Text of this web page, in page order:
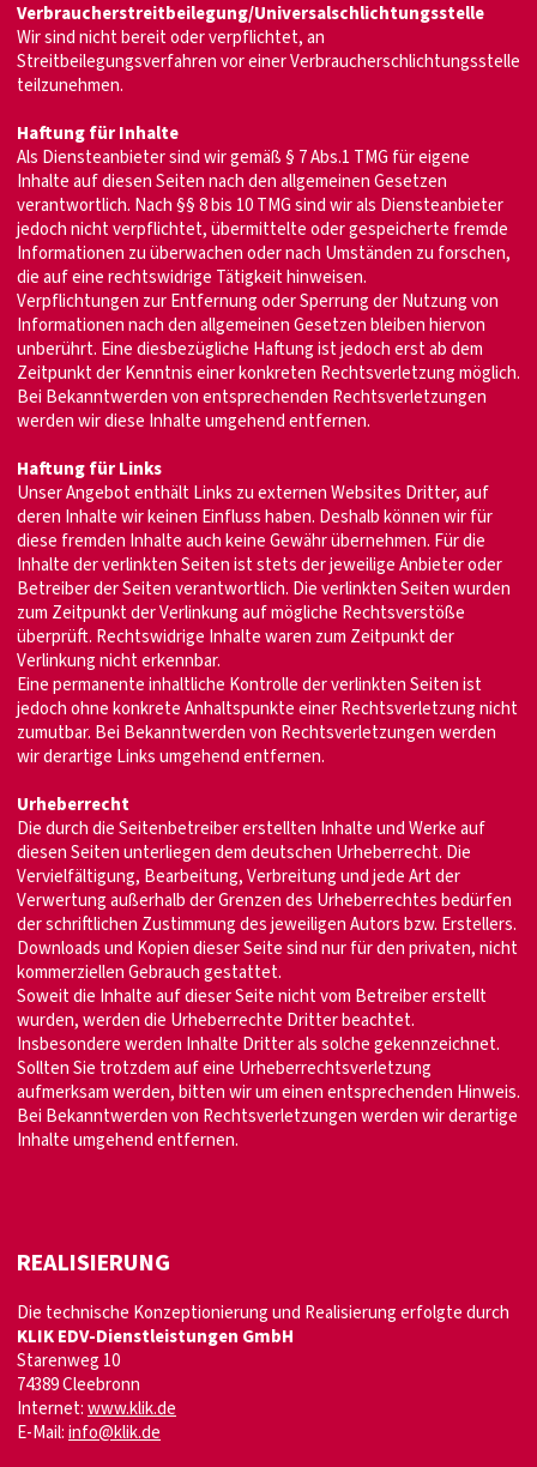
Verbraucherstreitbeilegung/Universalschlichtungsstelle
Wir sind nicht bereit oder verpflichtet, an
Streitbeilegungsverfahren vor einer Verbraucherschlichtungsstelle
teilzunehmen.
Haftung für Inhalte
Als Diensteanbieter sind wir gemäß § 7 Abs.1 TMG für eigene
Inhalte auf diesen Seiten nach den allgemeinen Gesetzen
verantwortlich. Nach §§ 8 bis 10 TMG sind wir als Diensteanbieter
jedoch nicht verpflichtet, übermittelte oder gespeicherte fremde
Informationen zu überwachen oder nach Umständen zu forschen,
die auf eine rechtswidrige Tätigkeit hinweisen.
Verpflichtungen zur Entfernung oder Sperrung der Nutzung von
Informationen nach den allgemeinen Gesetzen bleiben hiervon
unberührt. Eine diesbezügliche Haftung ist jedoch erst ab dem
Zeitpunkt der Kenntnis einer konkreten Rechtsverletzung möglich.
Bei Bekanntwerden von entsprechenden Rechtsverletzungen
werden wir diese Inhalte umgehend entfernen.
Haftung für Links
Unser Angebot enthält Links zu externen Websites Dritter, auf
deren Inhalte wir keinen Einfluss haben. Deshalb können wir für
diese fremden Inhalte auch keine Gewähr übernehmen. Für die
Inhalte der verlinkten Seiten ist stets der jeweilige Anbieter oder
Betreiber der Seiten verantwortlich. Die verlinkten Seiten wurden
zum Zeitpunkt der Verlinkung auf mögliche Rechtsverstöße
überprüft. Rechtswidrige Inhalte waren zum Zeitpunkt der
Verlinkung nicht erkennbar.
Eine permanente inhaltliche Kontrolle der verlinkten Seiten ist
jedoch ohne konkrete Anhaltspunkte einer Rechtsverletzung nicht
zumutbar. Bei Bekanntwerden von Rechtsverletzungen werden
wir derartige Links umgehend entfernen.
Urheberrecht
Die durch die Seitenbetreiber erstellten Inhalte und Werke auf
diesen Seiten unterliegen dem deutschen Urheberrecht. Die
Vervielfältigung, Bearbeitung, Verbreitung und jede Art der
Verwertung außerhalb der Grenzen des Urheberrechtes bedürfen
der schriftlichen Zustimmung des jeweiligen Autors bzw. Erstellers.
Downloads und Kopien dieser Seite sind nur für den privaten, nicht
kommerziellen Gebrauch gestattet.
Soweit die Inhalte auf dieser Seite nicht vom Betreiber erstellt
wurden, werden die Urheberrechte Dritter beachtet.
Insbesondere werden Inhalte Dritter als solche gekennzeichnet.
Sollten Sie trotzdem auf eine Urheberrechtsverletzung
aufmerksam werden, bitten wir um einen entsprechenden Hinweis.
Bei Bekanntwerden von Rechtsverletzungen werden wir derartige
Inhalte umgehend entfernen.
REALISIERUNG
Die technische Konzeptionierung und Realisierung erfolgte durch
KLIK EDV-Dienstleistungen GmbH
Starenweg 10
74389 Cleebronn
Internet:www.klik.de
E-Mail:info@klik.de